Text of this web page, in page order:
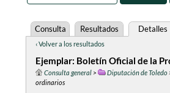
Consulta Resultados Detalles
‹ Volver a los resultados
Ejemplar: Boletín Oficial de la
Consulta general> Diputación de Toledo
ordinarios